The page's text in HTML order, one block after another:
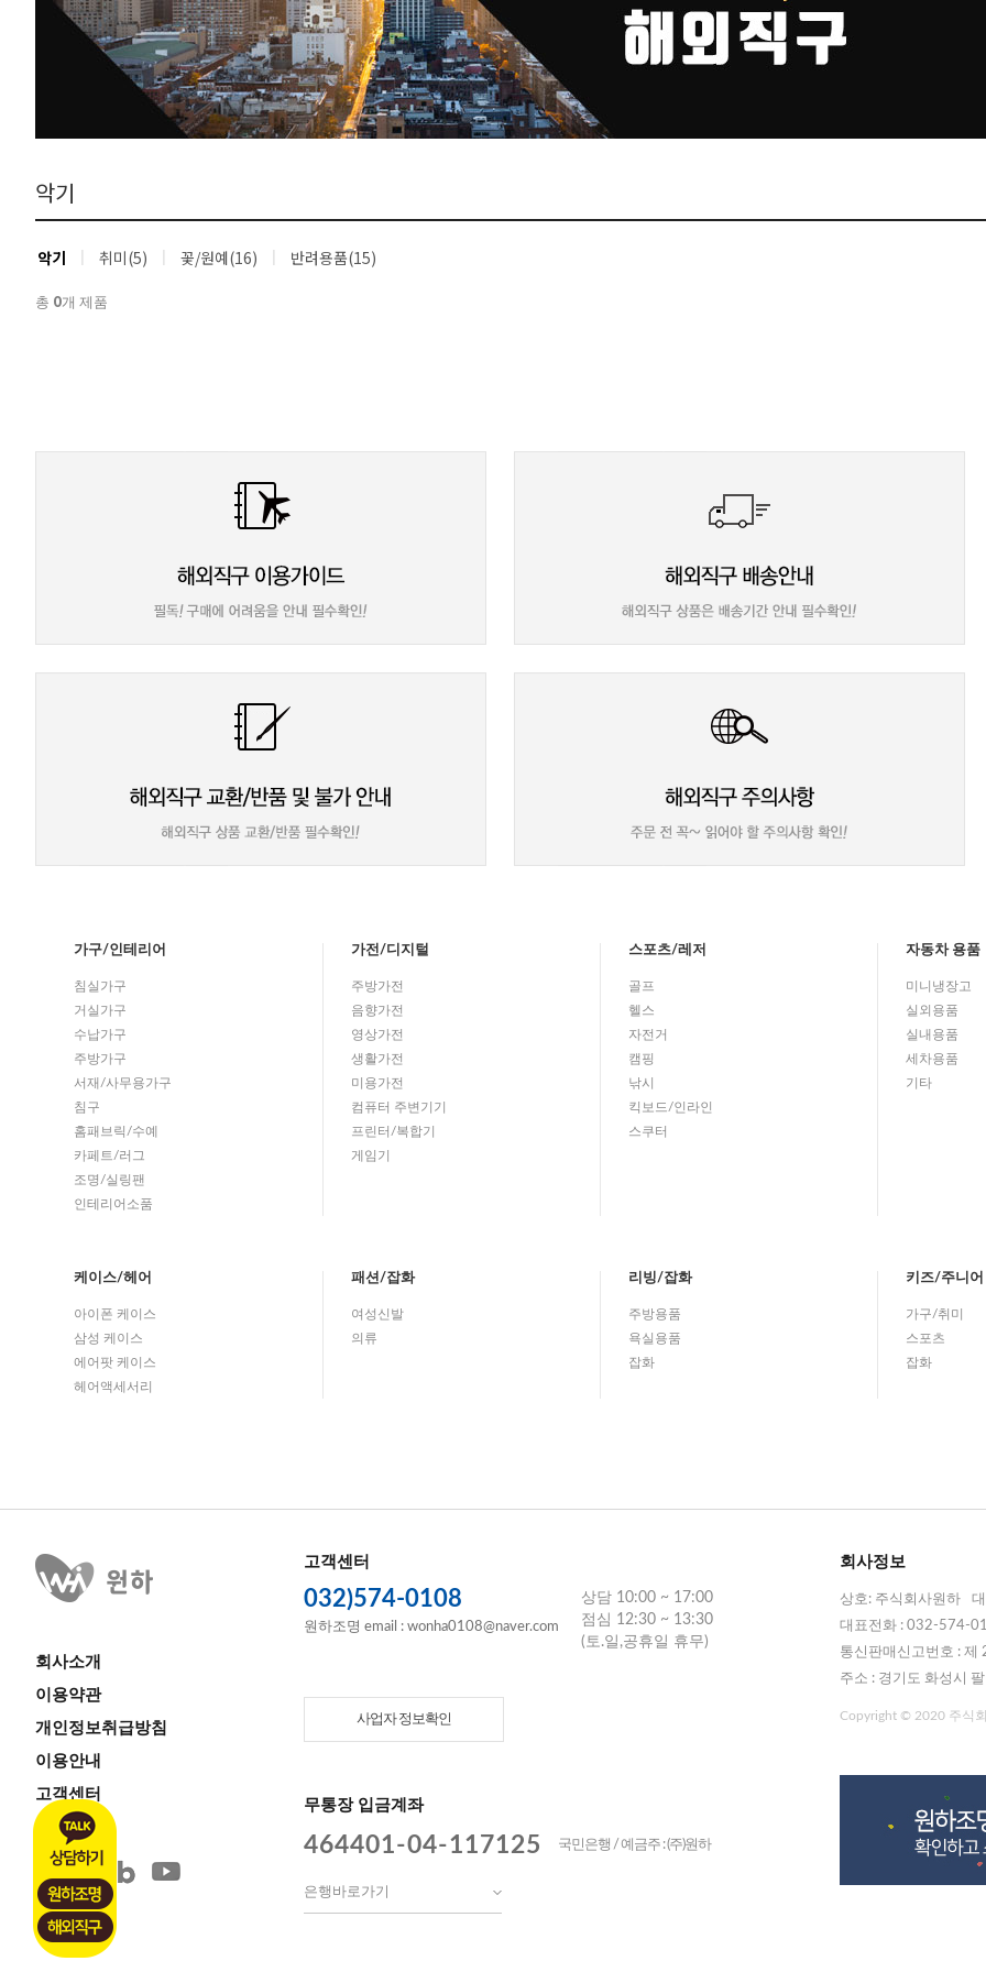
악기
악기 취미(5) 꽃/원예(16) 반려용품(15)
총 0개 제품
가구/인테리어
침실가구
거실가구
수납가구
주방가구
서재/사무용가구
침구
홈패브릭/수예
카페트/러그
조명/실링팬
인테리어소품
가전/디지털
주방가전
음향가전
영상가전
생활가전
미용가전
컴퓨터 주변기기
프린터/복합기
게임기
스포츠/레저
골프
헬스
자전거
캠핑
낚시
킥보드/인라인
스쿠터
자동차 용품
미니냉장고
실외용품
실내용품
세차용품
기타
케이스/헤어
아이폰 케이스
삼성 케이스
에어팟 케이스
헤어액세서리
패션/잡화
여성신발
의류
리빙/잡화
주방용품
욕실용품
잡화
키즈/주니어
가구/취미
스포츠
잡화
회사소개
이용약관
개인정보취급방침
이용안내
고객센터
고객센터
032)574-0108
원하조명 email : wonha0108@naver.com
상담 10:00 ~ 17:00
점심 12:30 ~ 13:30
(토.일,공휴일 휴무)
사업자 정보확인
무통장 입금계좌
464401-04-117125 국민은행 / 예금주 : (주)원하
회사정보
상호: 주식회사원하
대표전화 : 032-574-
통신판매신고번호 :
주소 : 경기도 화성시
Copyright © 2020 주식